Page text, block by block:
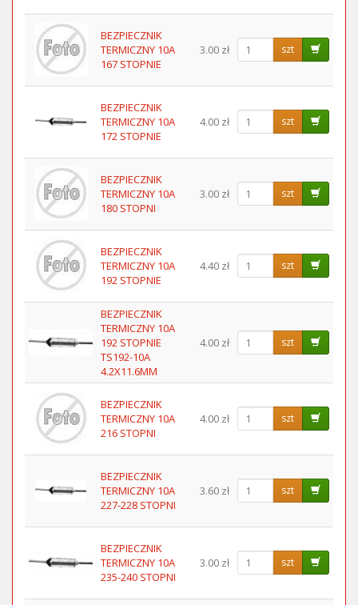
BEZPIECZNIK
TERMICZNY 10A
167 STOPNIE
3.00 zł szt
BEZPIECZNIK
TERMICZNY 10A
172 STOPNIE
4.00 zł szt
BEZPIECZNIK
TERMICZNY 10A
180 STOPNI
3.00 zł szt
BEZPIECZNIK
TERMICZNY 10A
192 STOPNIE
4.40 zł szt
BEZPIECZNIK
TERMICZNY 10A
192 STOPNIE
TS192-10A
4.2X11.6MM
4.00 zł szt
BEZPIECZNIK
TERMICZNY 10A
216 STOPNI
4.00 zł szt
BEZPIECZNIK
TERMICZNY 10A
227-228 STOPNI
3.60 zł szt
BEZPIECZNIK
TERMICZNY 10A
235-240 STOPNI
3.00 zł szt